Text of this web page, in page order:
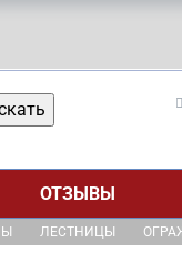
ОТЗЫВЫ
ЛЕСТНИЦЫ